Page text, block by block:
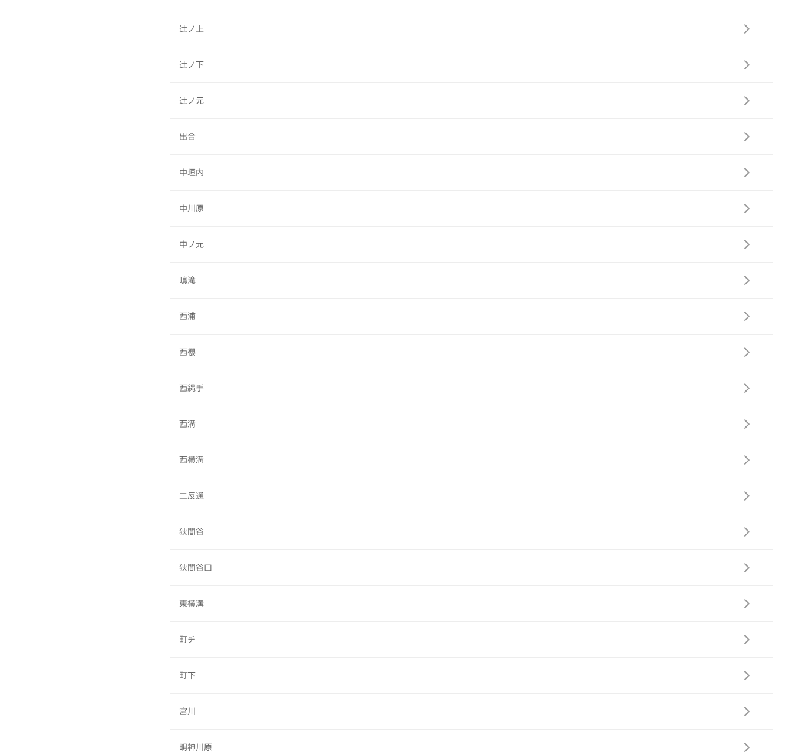
辻ノ上
辻ノ下
辻ノ元
出合
中垣内
中川原
中ノ元
鳴滝
西浦
西櫻
西縄手
西溝
西横溝
二反通
狭間谷
狭間谷口
東横溝
町チ
町下
宮川
明神川原